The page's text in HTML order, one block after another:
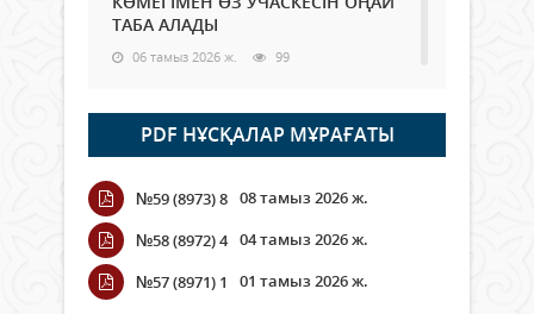
ТАБА АЛАДЫ
06 тамыз 2026 ж. 99
Open Air: Қызылорда облысы
полиция департаменті 20
мыңнан астам көрерменнің
қауіпсіздігін қамтамасыз етті
06 тамыз 2026 ж.
Wi-Fi ҚАБЫРҒА АРҚЫЛЫ ҚАЛАЙ
ӨТЕДІ?
PDF НҰСҚАЛАР МҰРАҒАТЫ
№59 (8973) 8 08 тамыз 2026 ж.
№58 (8972) 4 04 тамыз 2026 ж.
№57 (8971) 1
01 тамыз 2026 ж.